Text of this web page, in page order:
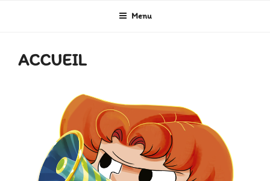
Menu
ACCUEIL